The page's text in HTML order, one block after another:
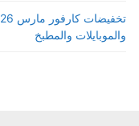
والموبايلات والمطبخ